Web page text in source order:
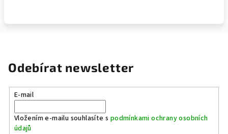
Odebírat newsletter
E-mail
Vložením e-mailu souhlasíte s podmínkami ochrany osobních
údajů